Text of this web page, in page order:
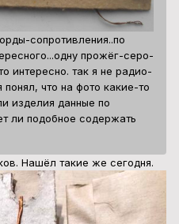
сопротивления..по
прожёг-серо-
интересно. так я не радио-
что на фото какие-то
изделия данные по
ли подобное содержать
Нашёл такие же сегодня.